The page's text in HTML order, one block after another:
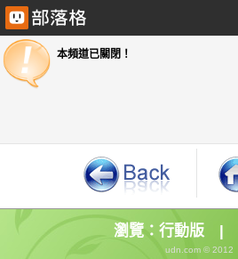
瀏覽： 行動版 |
udn.com © 2012